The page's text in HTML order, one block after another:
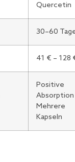
Quercetin
30–60
41 € – 128
Positive
Absorption
Mehrere
Kapseln